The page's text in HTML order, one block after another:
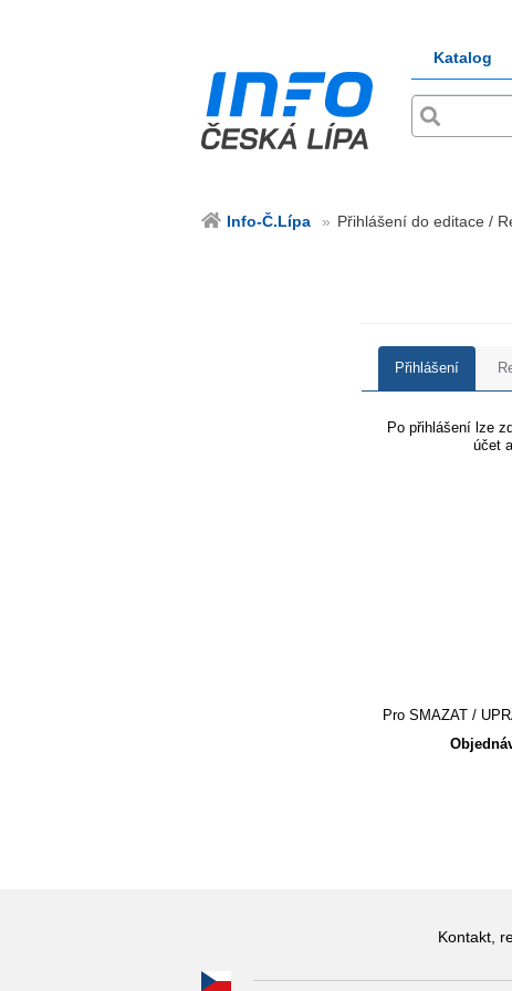
Katalog
Info-Č.Lípa Přihlášení do editace /
Přihlášení
Po přihlášení lze
účet
Pro SMAZAT /
Kontakt,